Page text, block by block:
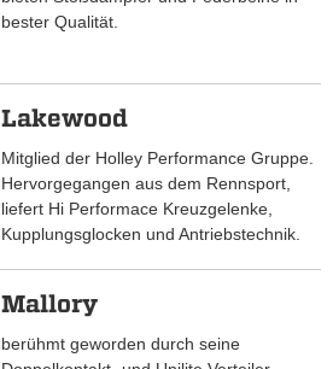
bester Qualität.
Lakewood
Mitglied der Holley Performance Gruppe.
Hervorgegangen aus dem Rennsport,
liefert Hi Performace Kreuzgelenke,
Kupplungsglocken und Antriebstechnik.
Mallory
berühmt geworden durch seine